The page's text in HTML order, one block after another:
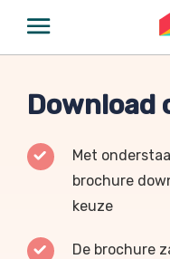
Download
Met
brochure
keuze
De brochure